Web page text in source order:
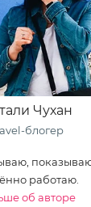
Чухан
блогер
работаю.
об авторе